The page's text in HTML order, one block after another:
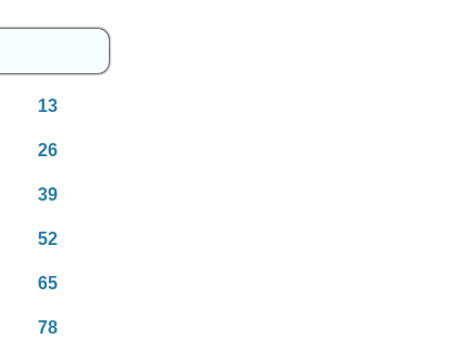
13
26
39
52
65
78